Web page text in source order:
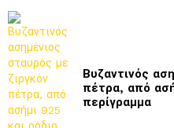
Βυζαντινός
πέτρα, από
περίγραμμα